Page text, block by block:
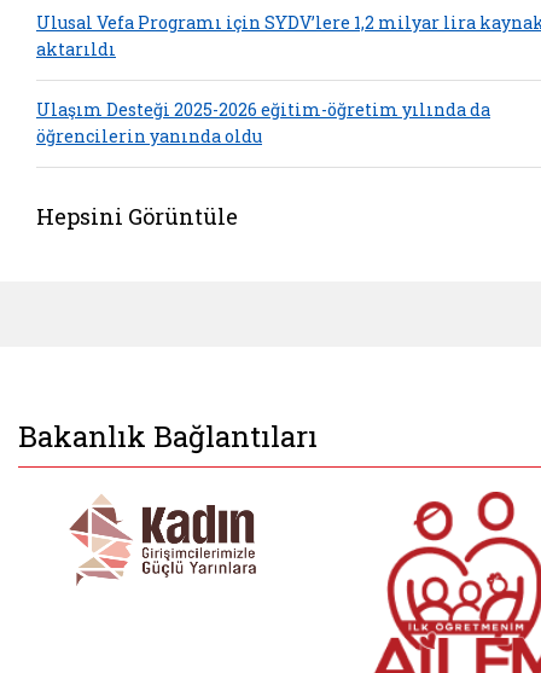
Ulusal Vefa Programı için SYDV’lere 1,2 milyar lira
aktarıldı
Ulaşım Desteği 2025-2026 eğitim-öğretim yılında da
öğrencilerin yanında oldu
Hepsini Görüntüle
Bakanlık Bağlantıları